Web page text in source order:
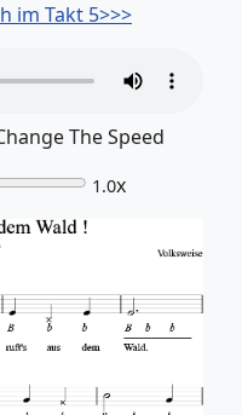
im Takt 5>>>
The Speed
1.0x